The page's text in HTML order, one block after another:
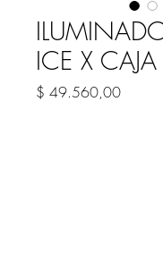
ICE X CAJA
$ 49.560,00Precio